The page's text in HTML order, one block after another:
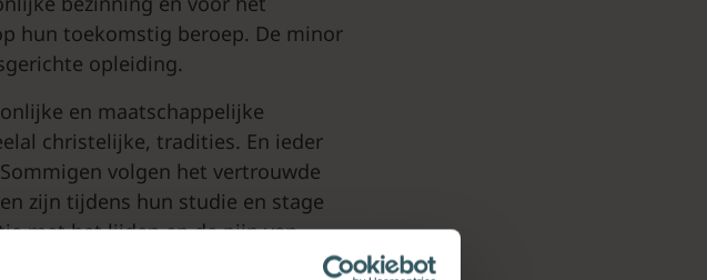
hun toekomstig beroep. De minor
opleiding.
en maatschappelijke
christelijke, tradities. En ieder
volgen het vertrouwde
zijn tijdens hun studie en stage
met het lijden en de pijn van